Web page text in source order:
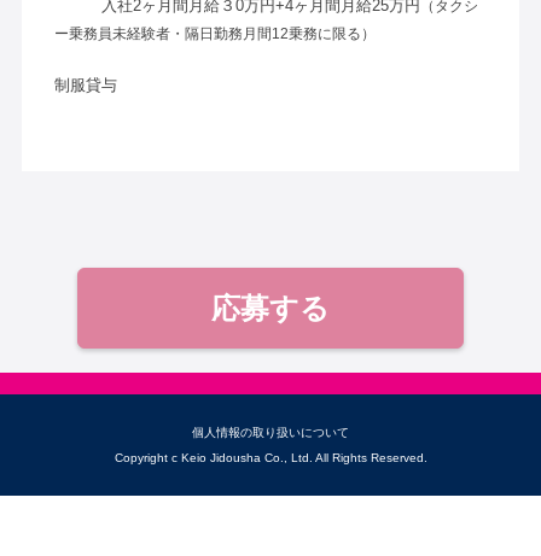
入社2ヶ月間月給３0万円+4ヶ月間月給25万円
（タクシ
ー乗務員未経験者・隔日勤務月間12乗務に限る）
制服貸与
応募する
個人情報の取り扱いについて
Copyright c Keio Jidousha Co., Ltd. All Rights Reserved.